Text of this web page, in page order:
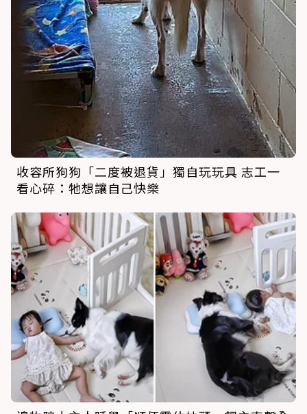
收容所狗狗「二度被退貨」獨自玩玩具 志工一
看心碎：牠想讓自己快樂